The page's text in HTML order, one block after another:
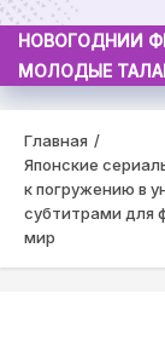
НОВОГОДНИИ
МОЛОДЫЕ
Главная
Японские
к погружению в
субтитрами для
мир